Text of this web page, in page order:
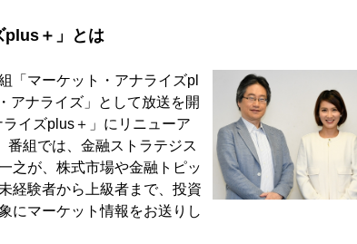
plus＋」とは
「マーケット・アナライズpl
アナライズ」として放送を開
イズplus＋」にリニューア
番組では、金融ストラテジス
之が、株式市場や金融トピッ
経験者から上級者まで、投資
にマーケット情報をお送りし